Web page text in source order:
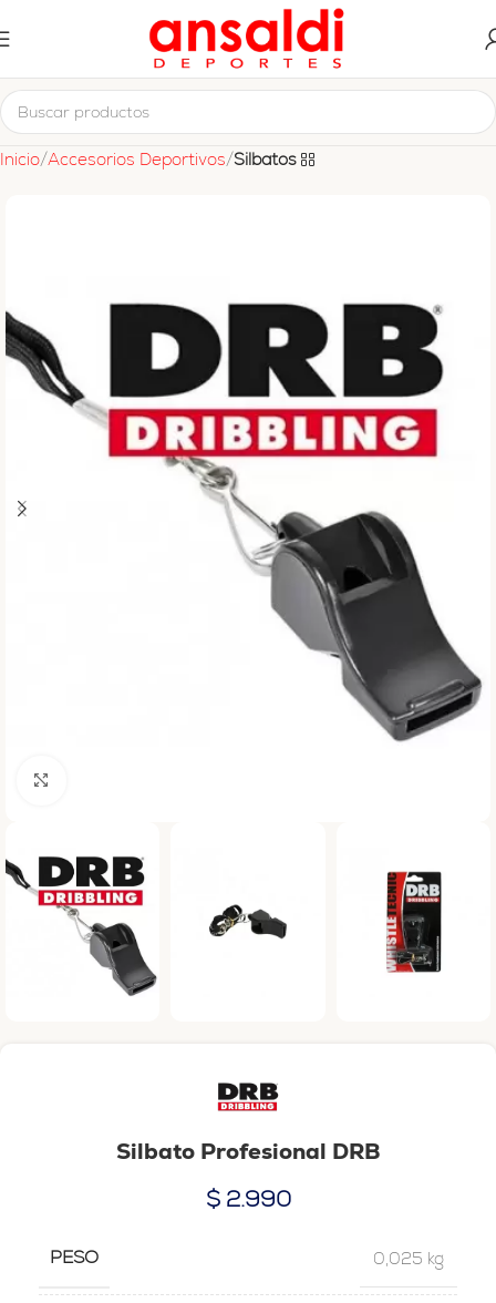
Inicio Accesorios Deportivos Silbatos
Silbato Profesional DRB
$2.990
PESO 0,025 kg